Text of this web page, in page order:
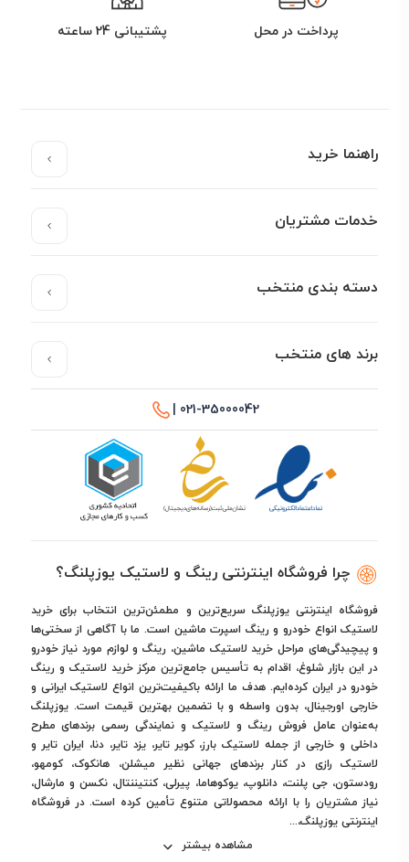
پرداخت در محل پشتیبانی 24 ساعته
راهنما خرید
خدمات مشتریان
دسته بندی منتخب
برند های منتخب
021-35000042 |
چرا فروشگاه اینترنتی رینگ و لاستیک یوزپلنگ؟
فروشگاه اینترنتی یوزپلنگ سریع‌ترین و مطمئن‌ترین انتخاب برای خرید
لاستیک انواع خودرو و رینگ اسپرت ماشین است. ما با آگاهی از سختی‌ها
و پیچیدگی‌های مراحل خرید لاستیک ماشین، رینگ و لوازم مورد نیاز خودرو
در این بازار شلوغ، اقدام به تأسیس جامع‌ترین مرکز خرید لاستیک و رینگ
خودرو در ایران کرده‌ایم. هدف ما ارائه باکیفیت‌ترین انواع لاستیک ایرانی و
خارجی اورجینال، بدون واسطه و با تضمین بهترین قیمت است. یوزپلنگ
به‌عنوان عامل فروش رینگ و لاستیک و نمایندگی رسمی برندهای مطرح
داخلی و خارجی از جمله لاستیک بارز، کویر تایر، یزد تایر، دنا، ایران تایر و
لاستیک رازی در کنار برندهای جهانی نظیر میشلن، هانکوک، کومهو،
رودستون، جی پلنت، دانلوپ، یوکوهاما، پیرلی، کنتیننتال، نکسن و مارشال،
نیاز مشتریان را با ارائه محصولاتی متنوع تأمین کرده است. در فروشگاه
اینترنتی یوزپلنگ،...
مشاهده بیشتر